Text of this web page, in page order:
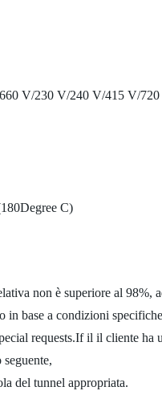
V/230 V/240 V/415 V/720
C)
non è superiore al
in base a condizioni
requests.If il il cliente ha
del tunnel appropriata.